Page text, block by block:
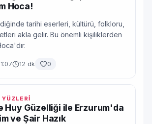
Hoca!
tarihi eserleri, kültürü, folkloru,
akla gelir. Bu önemli kişiliklerden
12 dk 0
YÜZLERİ
Huy Güzelliği ile Erzurum'da
ve Şair Hazık